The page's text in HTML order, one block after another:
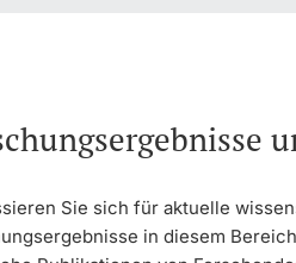
Sie sich für aktuelle
in diesem